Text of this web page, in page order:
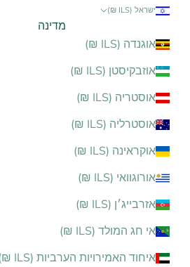
ישראל (ILS ₪)
מדינה
אוגנדה (ILS ₪)
אוזבקיסטן (ILS ₪)
אוסטריה (ILS ₪)
אוסטרליה (ILS ₪)
אוקראינה (ILS ₪)
אורוגוואי (ILS ₪)
אזרבייג׳ן (ILS ₪)
אי חג המולד (ILS ₪)
איחוד האמירויות הערביות (ILS ₪)